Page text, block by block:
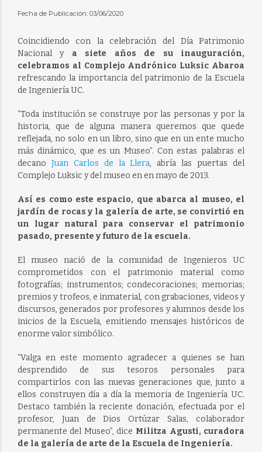
Fecha de Publicación: 03/06/2020
Coincidiendo con la celebración del Día Patrimonio
Nacional y a siete años de su inauguración,
celebramos al Complejo Andrónico Luksic Abaroa
refrescando la importancia del patrimonio de la Escuela
de Ingeniería UC.
“Toda institución se construye por las personas y por la
historia, que de alguna manera queremos que quede
reflejada, no solo en un libro, sino que en un ente mucho
más dinámico, que es un Museo”. Con estas palabras el
decano Juan Carlos de la Llera, abría las puertas del
Complejo Luksic y del museo en en mayo de 2013.
Así es como este espacio, que abarca al museo, el
jardín de rocas y la galería de arte, se convirtió en
un lugar natural para conservar el patrimonio
pasado, presente y futuro de la escuela.
El museo nació de la comunidad de Ingenieros UC
comprometidos con el patrimonio material como
fotografías; instrumentos; condecoraciones; memorias;
premios y trofeos, e inmaterial, con grabaciones, videos y
discursos, generados por profesores y alumnos desde los
inicios de la Escuela, emitiendo mensajes históricos de
enorme valor simbólico.
“Valga en este momento agradecer a quienes se han
desprendido de sus tesoros personales para
compartirlos con las nuevas generaciones que, junto a
ellos construyen día a día la memoria de Ingeniería UC.
Destaco también la reciente donación, efectuada por el
profesor, Juan de Dios Ortúzar Salas, colaborador
permanente del Museo”, dice Militza Agusti, curadora
de la galería de arte de la Escuela de Ingeniería.